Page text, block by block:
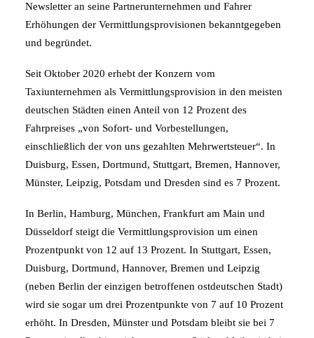
Newsletter an seine Partnerunternehmen und Fahrer
Erhöhungen der Vermittlungsprovisionen bekanntgegeben
und begründet.
Seit Oktober 2020 erhebt der Konzern vom
Taxiunternehmen als Vermittlungsprovision in den meisten
deutschen Städten einen Anteil von 12 Prozent des
Fahrpreises „von Sofort- und Vorbestellungen,
einschließlich der von uns gezahlten Mehrwertsteuer“. In
Duisburg, Essen, Dortmund, Stuttgart, Bremen, Hannover,
Münster, Leipzig, Potsdam und Dresden sind es 7 Prozent.
In Berlin, Hamburg, München, Frankfurt am Main und
Düsseldorf steigt die Vermittlungsprovision um einen
Prozentpunkt von 12 auf 13 Prozent. In Stuttgart, Essen,
Duisburg, Dortmund, Hannover, Bremen und Leipzig
(neben Berlin der einzigen betroffenen ostdeutschen Stadt)
wird sie sogar um drei Prozentpunkte von 7 auf 10 Prozent
erhöht. In Dresden, Münster und Potsdam bleibt sie bei 7